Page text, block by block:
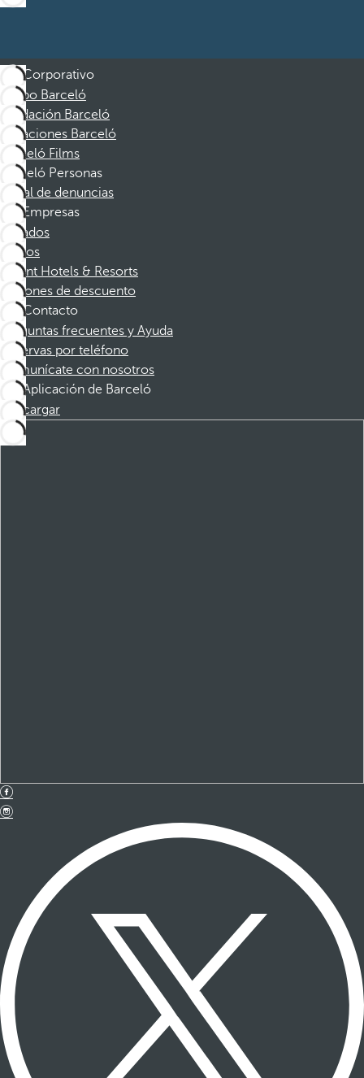
Corporativo
Grupo Barceló
Fundación Barceló
Vacaciones Barceló
Barceló Films
Barceló Personas
Canal de denuncias
Empresas
Afiliados
Socios
Dorint Hotels & Resorts
Cupones de descuento
Contacto
Preguntas frecuentes y Ayuda
Reservas por teléfono
Comunícate con nosotros
Aplicación de Barceló
Descargar